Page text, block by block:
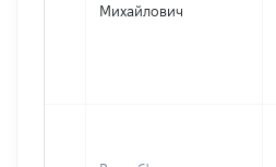
Михайлович